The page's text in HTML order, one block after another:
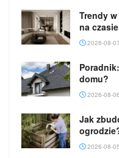
Trendy
na
2026-08-07
domu?
2026-08-06
Jak
2026-08-05